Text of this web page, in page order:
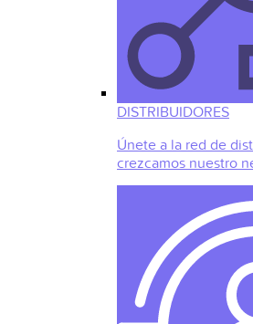
DISTRIBUIDORES
Únete a la red de
crezcamos nuestro